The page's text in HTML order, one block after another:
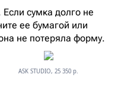
сумка долго не
ее бумагой или
не потеряла форму.
ASK STUDIO, 25 350 р.